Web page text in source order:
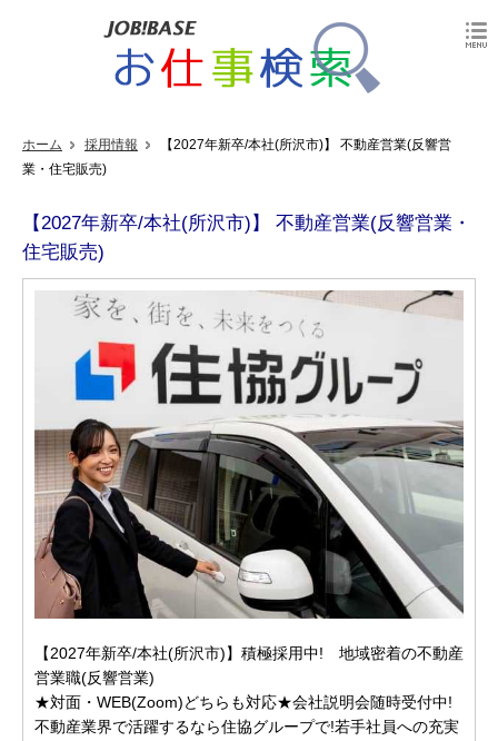
ホーム 採用情報
【2027年新卒/本社(所沢市)】 不動産営業(反響営
業・住宅販売)
【2027年新卒/本社(所沢市)】 不動産営業(反響営業・
住宅販売)
【2027年新卒/本社(所沢市)】積極採用中! 地域密着の不動産
営業職(反響営業)
★対面・WEB(Zoom)どちらも対応★会社説明会随時受付中!
不動産業界で活躍するなら住協グループで!若手社員への充実